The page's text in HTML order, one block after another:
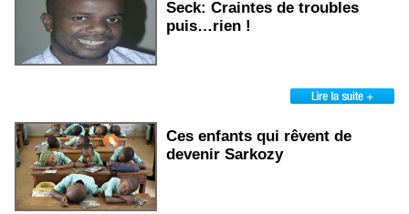
Seck: Craintes de troubles
puis…rien !
Ces enfants qui rêvent de
devenir Sarkozy